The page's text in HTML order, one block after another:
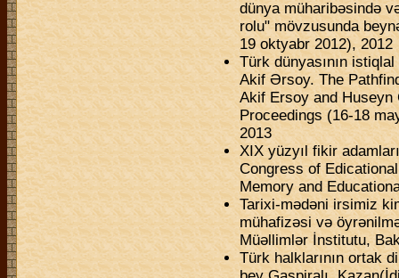
dünya müharibəsində
rolu" mövzusunda
19 oktyabr 2012), 2012
Türk dünyasının
Akif Ərsoy. The
Akif Ersoy and Huseyn
Proceedings (16-18
2013
XIX yüzyıl fikir
Congress of
Memory and
Tarixi-mədəni irsimiz
mühafizəsi və
Müəllimlər İnstitutu,
Türk halklarının ortak